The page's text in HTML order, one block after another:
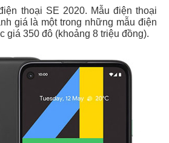
thoại SE 2020. Mẫu điện thoại
giá là một trong những mẫu điện
giá 350 đô (khoảng 8 triệu đồng).